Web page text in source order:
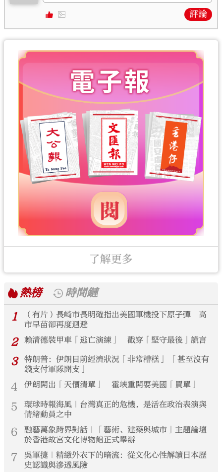
評論
了解更多
熱榜
時間鏈
1
（有片）長崎市長明確指出美國軍機投下原子彈 高
市早苗卻再度迴避
2 賴清德裝甲車「逃亡演練」 戳穿「堅守最後」謊言
3
特朗普：伊朗目前經濟狀況「非常糟糕」 「甚至沒有
錢支付軍隊開支」
4 伊朗開出「天價清單」 霍峽重開要美國「買單」
5
環球時報海風｜台灣真正的危機，是活在政治表演與
情緒動員之中
6
融藝萬象跨界對話｜「藝術、建築與城市」主題論壇
於香港故宮文化博物館正式舉辦
7
吳軍捷｜精緻外衣下的暗流：從文化心性解讀日本歷
史認識與滲透風險